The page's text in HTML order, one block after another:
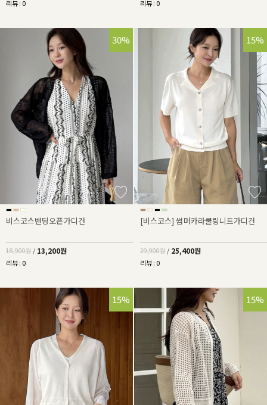
리뷰 : 0 리뷰 : 0
30%
비스코스밴딩오픈가디건
18,900원 / 13,200원
리뷰 : 0
15%
[비스코스] 썸머카라쿨링니트가디건
29,900원 / 25,400원
리뷰 : 0
15% 15%